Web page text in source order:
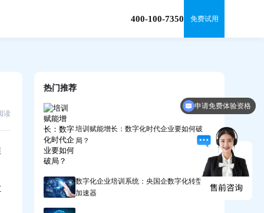
400-100-7350 免费试用
读
热门推荐
培训赋能增长：数字化时代企业要如何破
局？
数字化企业培训系统：央国企数字化转型的
加速器
申请免费体验资格